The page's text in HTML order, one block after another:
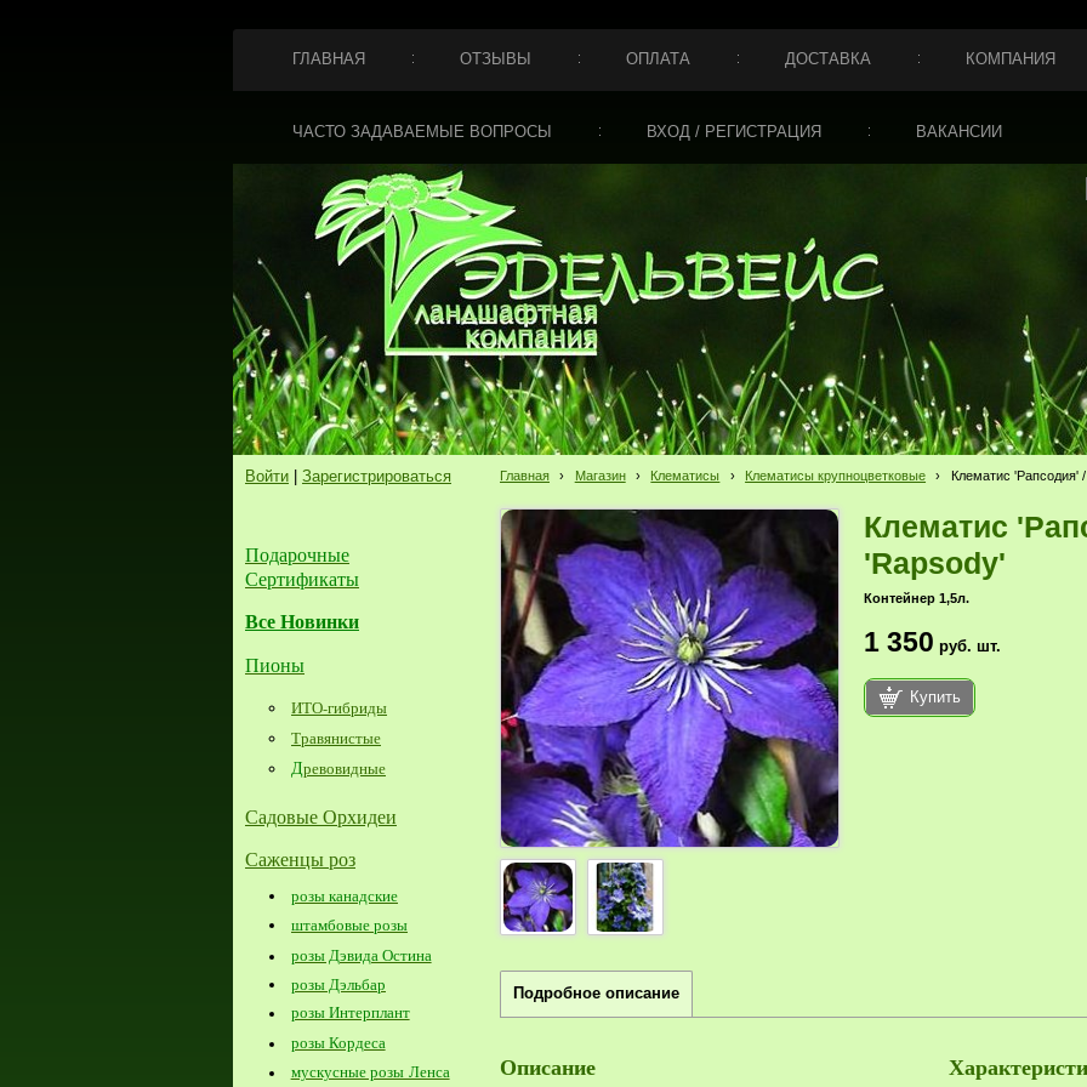
ГЛАВНАЯ ОТЗЫВЫ ОПЛАТА ДОСТАВКА КОМПАНИЯ
ЧАСТО ЗАДАВАЕМЫЕ ВОПРОСЫ ВХОД / РЕГИСТРАЦИЯ ВАКАНСИИ
Войти Зарегистрироваться
Подарочные
Сертификаты
Все Новинки
Пионы
ИТО-гибриды
Травянистые
Древовидные
Садовые Орхидеи
Саженцы роз
розы канадские
штамбовые розы
розы Дэвида Остина
розы Дэльбар
розы Интерплант
розы Кордеса
мускусные розы Ленса
Главная › Магазин › Клематисы › Клематисы крупноцветковые › Клематис 'Рапсодия'
Клематис
'Rapsody'
Контейнер 1,5л.
1 350 руб. шт.
Купить
Подробное описание
Описание